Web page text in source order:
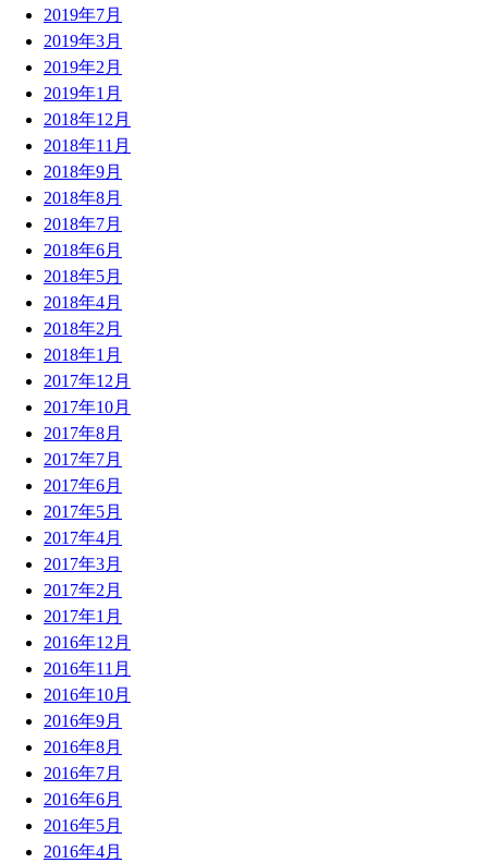
2019年7月
2019年3月
2019年2月
2019年1月
2018年12月
2018年11月
2018年9月
2018年8月
2018年7月
2018年6月
2018年5月
2018年4月
2018年2月
2018年1月
2017年12月
2017年10月
2017年8月
2017年7月
2017年6月
2017年5月
2017年4月
2017年3月
2017年2月
2017年1月
2016年12月
2016年11月
2016年10月
2016年9月
2016年8月
2016年7月
2016年6月
2016年5月
2016年4月